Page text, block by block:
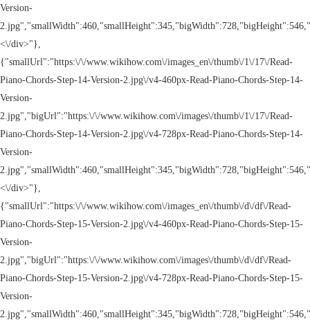
Version-
<\/div>"},
{"smallUrl":"https:\/\/www.wikihow.com\/images_en\/thumb\/1\/17\/Read-
Piano-Chords-Step-14-Version-2.jpg\/v4-460px-Read-Piano-Chords-Step-14-
Version-
2.jpg","bigUrl":"https:\/\/www.wikihow.com\/images\/thumb\/1\/17\/Read-
Piano-Chords-Step-14-Version-2.jpg\/v4-728px-Read-Piano-Chords-Step-14-
Version-
<\/div>"},
{"smallUrl":"https:\/\/www.wikihow.com\/images_en\/thumb\/d\/df\/Read-
Piano-Chords-Step-15-Version-2.jpg\/v4-460px-Read-Piano-Chords-Step-15-
Version-
2.jpg","bigUrl":"https:\/\/www.wikihow.com\/images\/thumb\/d\/df\/Read-
Piano-Chords-Step-15-Version-2.jpg\/v4-728px-Read-Piano-Chords-Step-15-
Version-